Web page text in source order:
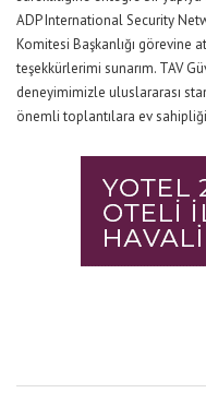
ADP International Security
Komitesi Başkanlığı görevine
teşekkürlerimi sunarım. TAV
deneyimimizle uluslararası
önemli toplantılara ev